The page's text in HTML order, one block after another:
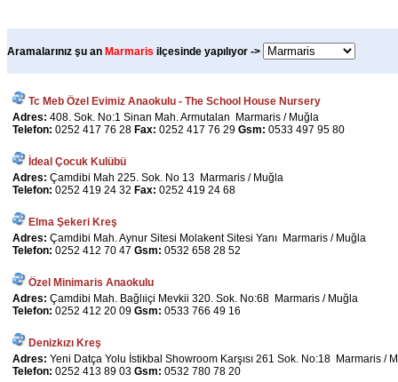
Aramalarınız şu an Marmaris ilçesinde yapılıyor ->
Tc Meb Özel Evimiz Anaokulu - The School House Nursery
Adres: 408. Sok. No:1 Sinan Mah. Armutalan Marmaris / Muğla
Telefon: 0252 417 76 28 Fax: 0252 417 76 29 Gsm: 0533 497 95 80
İdeal Çocuk Kulübü
Adres: Çamdibi Mah 225. Sok. No 13 Marmaris / Muğla
Telefon: 0252 419 24 32 Fax: 0252 419 24 68
Elma Şekeri Kreş
Adres: Çamdibi Mah. Aynur Sitesi Molakent Sitesi Yanı Marmaris / Muğla
Telefon: 0252 412 70 47 Gsm: 0532 658 28 52
Özel Minimaris Anaokulu
Adres: Çamdibi Mah. Bağlıiçi Mevkii 320. Sok. No:68 Marmaris / Muğla
Telefon: 0252 412 20 09 Gsm: 0533 766 49 16
Denizkızı Kreş
Adres: Yeni Datça Yolu İstikbal Showroom Karşısı 261 Sok. No:18 Marmaris /
Telefon: 0252 413 89 03 Gsm: 0532 780 78 20